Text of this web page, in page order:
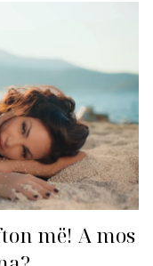
më! A mos